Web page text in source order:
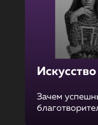
Зачем